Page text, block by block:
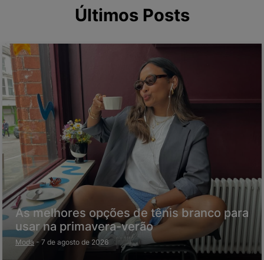
Últimos Posts
As melhores opções de tênis branco para
usar na primavera-verão
Moda - 7 de agosto de 2026